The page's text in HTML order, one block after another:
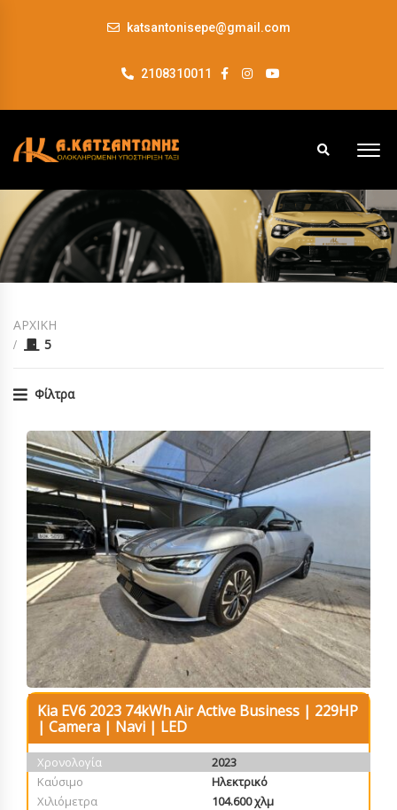
katsantonisepe@gmail.com
2108310011
ΑΡΧΙΚΗ
5
Φίλτρα
Kia EV6 2023 74kWh Air Active Business | 229HP
| Camera | Navi | LED
Χρονολογία
2023
Καύσιμο
Ηλεκτρικό
Χιλιόμετρα
104.600 χλμ